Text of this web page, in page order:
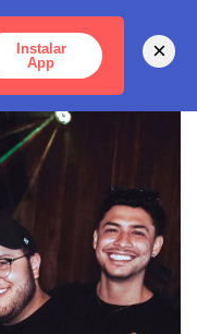
CARTAGENA
Instalar
App
×